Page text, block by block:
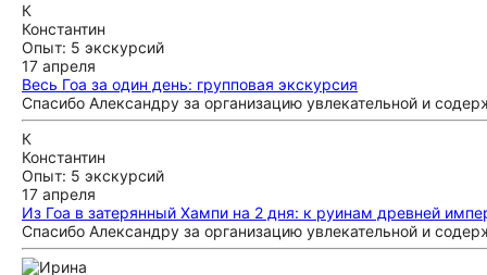
К
Константин
Опыт: 5 экскурсий
17 апреля
Весь Гоа за один день: групповая экскурсия
Спасибо Александру за организацию увлекательной и
К
Константин
Опыт: 5 экскурсий
17 апреля
Из Гоа в затерянный Хампи на 2 дня: к руинам древней
Спасибо Александру за организацию увлекательной и